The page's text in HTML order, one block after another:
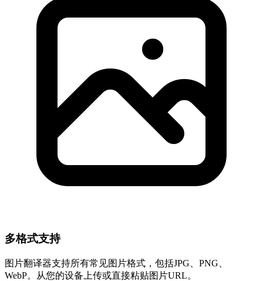
多格式支持
图片翻译器支持所有常见图片格式，包括JPG、PNG、
WebP。从您的设备上传或直接粘贴图片URL。